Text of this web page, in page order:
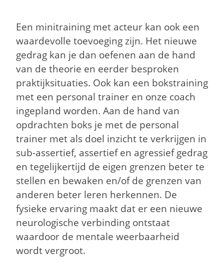
Een minitraining met acteur kan ook een
waardevolle toevoeging zijn. Het nieuwe
gedrag kan je dan oefenen aan de hand
van de theorie en eerder besproken
praktijksituaties. Ook kan een bokstraining
met een personal trainer en onze coach
ingepland worden. Aan de hand van
opdrachten boks je met de personal
trainer met als doel inzicht te verkrijgen in
sub-assertief, assertief en agressief gedrag
en tegelijkertijd de eigen grenzen beter te
stellen en bewaken en/of de grenzen van
anderen beter leren herkennen. De
fysieke ervaring maakt dat er een nieuwe
neurologische verbinding ontstaat
waardoor de mentale weerbaarheid
wordt vergroot.